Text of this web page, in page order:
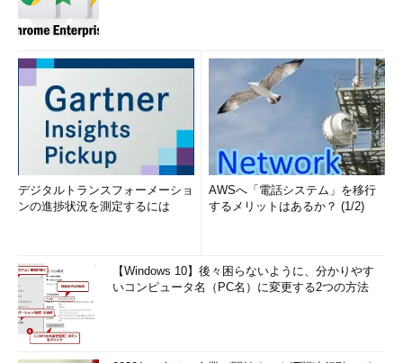
デジタルトランスフォーメーショ
ンの進捗状況を測定するには
AWSへ「電話システム」を移行
するメリットはあるか？ (1/2)
【Windows 10】後々困らないように、分かりやす
いコンピュータ名（PC名）に変更する2つの方法